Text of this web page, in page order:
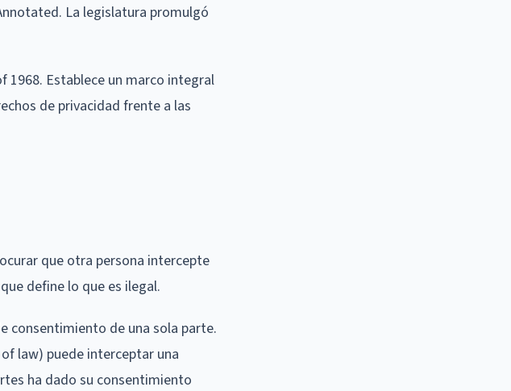
La legislatura promulgó
1968. Establece un marco integral
de privacidad frente a las
que otra persona intercepte
define lo que es ilegal.
consentimiento de una sola parte.
law) puede interceptar una
ha dado su consentimiento